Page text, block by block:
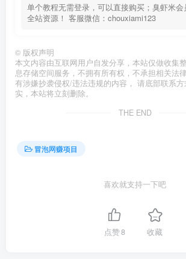
单个教程无需登录，可以直接购买；臭虾米
全站资源！ 客服微信：chouxiami123
© 版权声明
本文内容由互联网用户自发分享，本站仅做收集
息存储空间服务，不拥有所有权，不承担相关法
有涉嫌抄袭侵权/违法违规的内容， 请底部联系
实，本站将立刻删除。
THE END
冒泡网赚项目
喜欢就支持一下吧
点赞8 收藏